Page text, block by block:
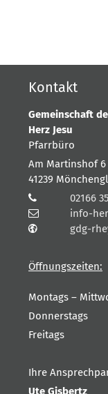
Kontakt
Gemeinschaft
Herz Jesu
Pfarrbüro
Am Martinshof 6
41239
02166
info-
gdg-
Öffnungszeiten:
Montags –
Freitags
Ihre
Ute Gisbertz